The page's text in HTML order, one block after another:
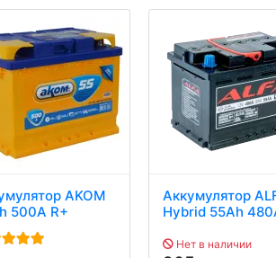
AKOM
500A R+
Аккумулятор
Hybrid 55Ah
Нет в наличии